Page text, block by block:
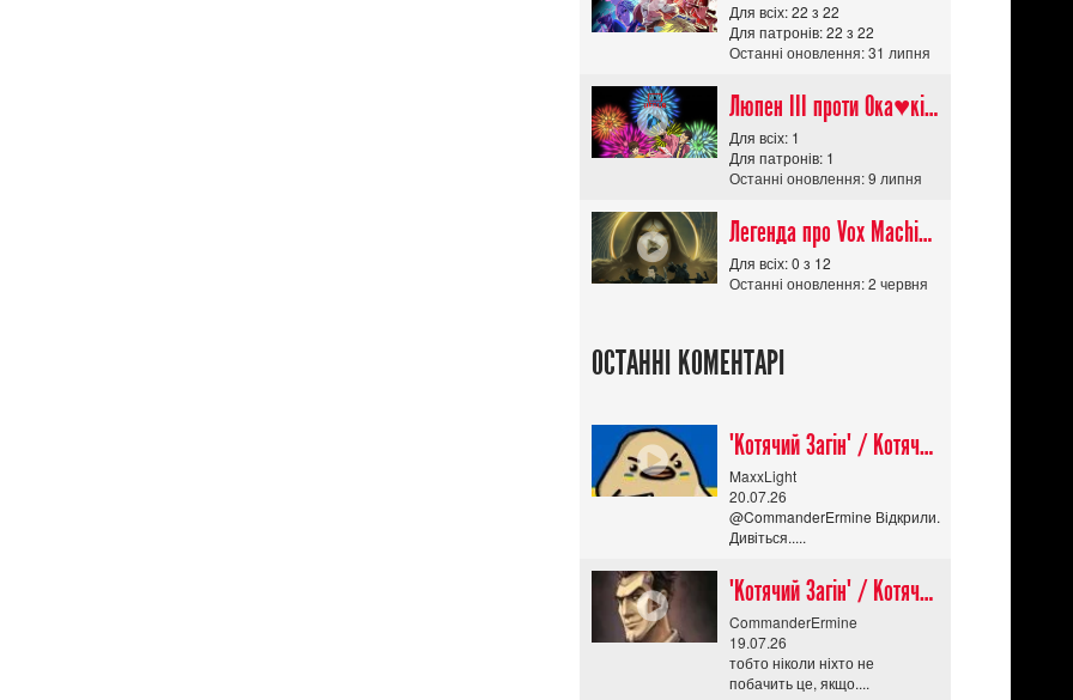
Для всіх: 22 з 22
Для патронів: 22 з 22
Останні оновлення: 31 липня
Люпен ІІІ проти Ока♥кішки / Lupin III vs Cats Eye Movie
Для всіх: 1
Для патронів: 1
Останні оновлення: 9 липня
Легенда про Vox Machina The Legend of Vox Machina (Сезон 4)
Для всіх: 0 з 12
Останні оновлення: 2 червня
ОСТАННІ КОМЕНТАРІ
"Котячий Загін" / Котячий апокаліпсис / Cat Shit One
MaxxLight
20.07.26
@CommanderErmine Відкрили.
Дивіться.....
"Котячий Загін" / Котячий апокаліпсис / Cat Shit One
CommanderErmine
19.07.26
тобто ніколи ніхто не
побачить це, якщо....